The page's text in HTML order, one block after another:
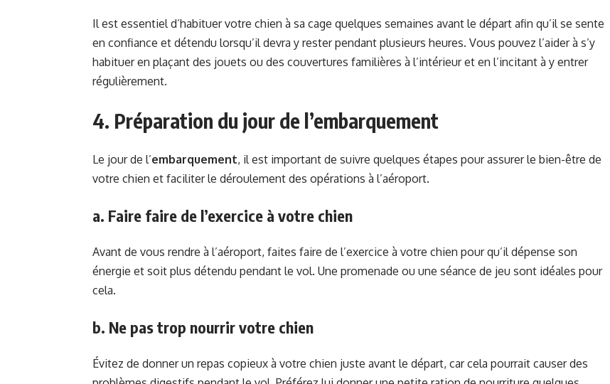
Il est essentiel d’habituer votre chien à sa cage quelques semaines avant le départ afin qu’il se sente
en confiance et détendu lorsqu’il devra y rester pendant plusieurs heures. Vous pouvez l’aider à s’y
habituer en plaçant des jouets ou des couvertures familières à l’intérieur et en l’incitant à y entrer
régulièrement.
4. Préparation du jour de l’embarquement
Le jour de l’embarquement, il est important de suivre quelques étapes pour assurer le bien-être de
votre chien et faciliter le déroulement des opérations à l’aéroport.
a. Faire faire de l’exercice à votre chien
Avant de vous rendre à l’aéroport, faites faire de l’exercice à votre chien pour qu’il dépense son
énergie et soit plus détendu pendant le vol. Une promenade ou une séance de jeu sont idéales pour
cela.
b. Ne pas trop nourrir votre chien
Évitez de donner un repas copieux à votre chien juste avant le départ, car cela pourrait causer des